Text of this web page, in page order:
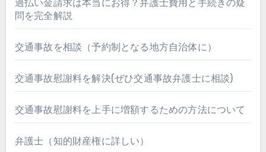
過払い金請求は本当にお得？弁護士費用と手続きの疑
問を完全解説
交通事故を相談（予約制となる地方自治体に）
交通事故慰謝料を解決(ぜひ交通事故弁護士に相談)
交通事故慰謝料を上手に増額するための方法について
弁護士（知的財産権に詳しい）